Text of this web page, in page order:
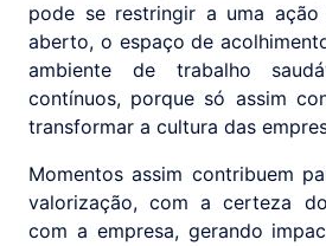
pode se restringir a uma
aberto, o espaço de
ambiente de trabalho
contínuos, porque só assim
transformar a cultura das
Momentos assim contribuem
valorização, com a certeza
com a empresa, gerando